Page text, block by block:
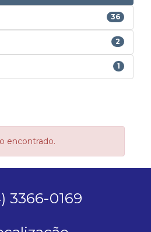
36
2
1
encontrado.
3366-0169